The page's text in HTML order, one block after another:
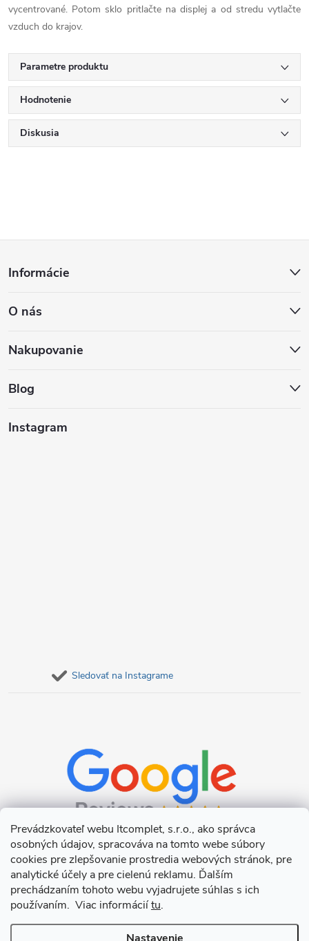
Prevádzkovateľ webu Itcomplet, s.r.o., ako správca
osobných údajov, spracováva na tomto webe súbory
cookies pre zlepšovanie prostredia webových stránok, pre
analytické účely a pre cielenú reklamu. Ďalším
prechádzaním tohoto webu vyjadrujete súhlas s ich
používaním. Viac informáciítu.
vycentrované. Potom sklo pritlačte na displej a od stredu vytlačte
vzduch do krajov.
Parametre produktu
Hodnotenie
Diskusia
p
ä
Informácie
O nás
Nakupovanie
Blog
Instagram
Sledovať na Instagrame